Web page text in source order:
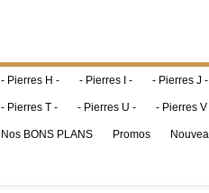
- Pierres H - - Pierres I - - Pierres J -
- Pierres T - - Pierres U - - Pierres V
Nos BONS PLANS Promos